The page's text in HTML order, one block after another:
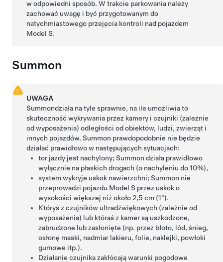
w odpowiedni sposób. W trakcie parkowania należy
zachować uwagę i być przygotowanym do
natychmiastowego przejęcia kontroli nad pojazdem
Model S.
Summon
UWAGA
Summondziała na tyle sprawnie, na ile umożliwia to
skuteczność wykrywania przez kamery i czujniki (zależnie
od wyposażenia) odległości od obiektów, ludzi, zwierząt i
innych pojazdów.Summon prawdopodobnie nie będzie
działać prawidłowo w następujących sytuacjach:
tor jazdy jest nachylony;Summon działa prawidłowo
wyłącznie na płaskich drogach (o nachyleniu do 10%),
system wykryje uskok nawierzchni;Summon nie
przeprowadzi pojazdu Model S przez uskok o
wysokości większej niż około 2,5 cm (1").
Któryś z czujników ultradźwiękowych (zależnie od
wyposażenia) lub któraś z kamer są uszkodzone,
zabrudzone lub zasłonięte (np. przez błoto, lód, śnieg,
osłonę maski, nadmiar lakieru, folie, naklejki, powłoki
gumowe itp.).
Działanie czujnika zakłócają warunki pogodowe